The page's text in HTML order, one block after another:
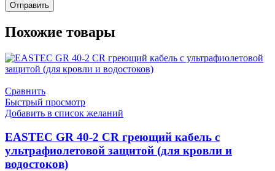
Похожие товары
Сравнить
Быстрый просмотр
Добавить в список желаний
EASTEC GR 40-2 CR греющий кабель с
ультрафиолетовой защитой (для кровли и
водостоков)